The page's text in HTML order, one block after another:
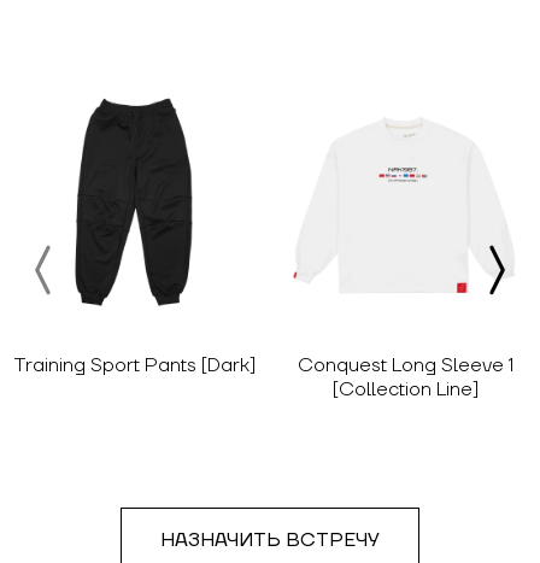
Training Sport Pants [Dark]
Conquest Long Sleeve 1
[Collection Line]
НАЗНАЧИТЬ ВСТРЕЧУ